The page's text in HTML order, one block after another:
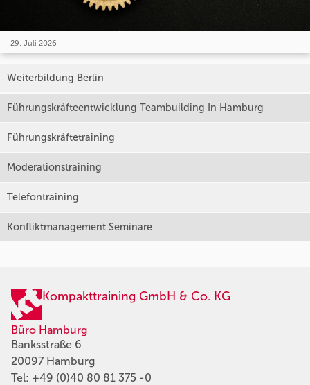
29. Juli 2026
Weiterbildung Berlin
Führungskräfteentwicklung Teambuilding In Hamburg
Führungskräftetraining
Moderationstraining
Telefontraining
Konfliktmanagement Seminare
Kompakttraining GmbH & Co. KG
Büro Hamburg
Banksstraße 6
20097 Hamburg
Tel: +49 (0)40 80 81 375 -0